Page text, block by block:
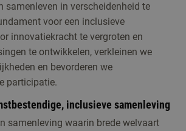
samenleven in verscheidenheid te
voor een inclusieve
innovatiekracht te vergroten en
te ontwikkelen, verkleinen we
en bevorderen we
participatie.
inclusieve samenleving
samenleving waarin brede welvaart